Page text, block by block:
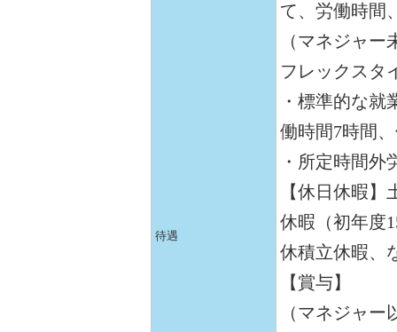
待遇
て、労働時間
（マネジャー
フレックスタ
・標準的な
働時間7時間
・所定時間外
【休日休暇
休暇（初年度
休積立休暇、
【賞与】
（マネジャ